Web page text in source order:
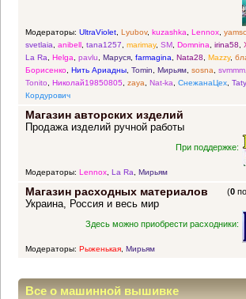
Модераторы: UltraViolet, Lyubov, kuzashka, Lennox,
svetlaia, anibell, tana1257, marimay, SM, Domnina, irina58,
La Ra, Helga, pavlu, Маруся, farmagina, Nata28, Mazzy,
Борисенко, Нить Ариадны, Tomin, Мирьям, sosna, svmmm,
Tonito, Николай19850805, zaya, Nat-ka, СнежанаЦех,
Кордурович
Магазин авторских изделий
Продажа изделий ручной работы
При поддержке:
Модераторы: Lennox, La Ra, Мирьям
Магазин расходных материалов (0
Украина, Россия и весь мир
Здесь можно приобрести расходники:
Модераторы: Рыженькая, Мирьям
Все о машинной вышивке